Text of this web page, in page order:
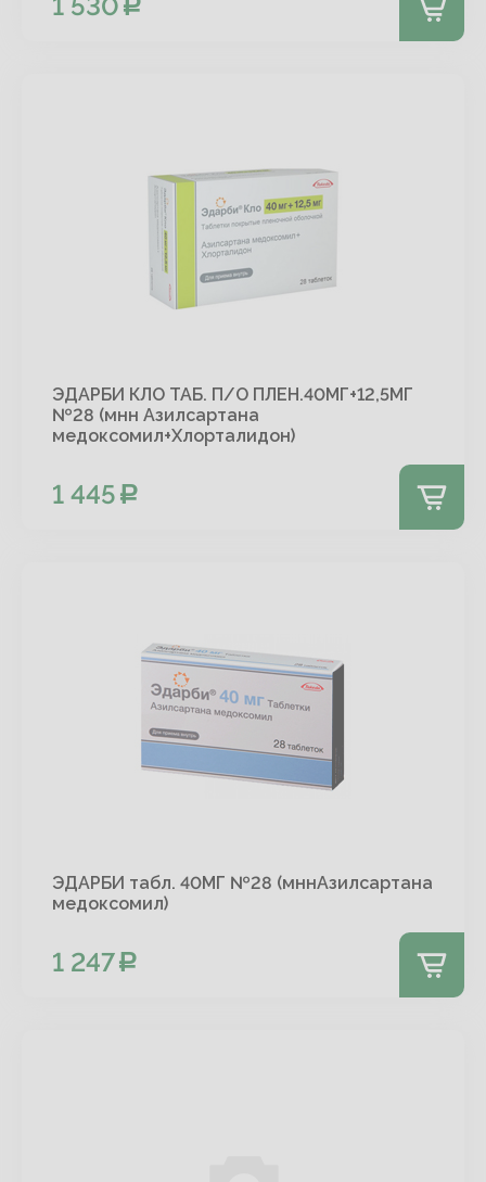
ЭДАРБИ КЛО ТАБ. П/О ПЛЕН.40МГ+12,5МГ
№28 (мнн Азилсартана
медоксомил+Хлорталидон)
1 445
ЭДАРБИ табл. 40МГ №28 (мннАзилсартана
медоксомил)
1 247